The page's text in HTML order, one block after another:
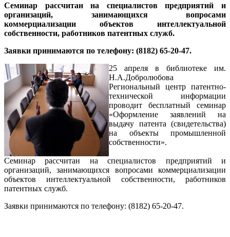
Семинар рассчитан на специалистов предприятий и
организаций, занимающихся вопросами
коммерциализации объектов интеллектуальной
собственности, работников патентных служб.
Заявки принимаются по телефону: (8182) 65-20-47.
25 апреля в библиотеке им.
Н.А.Добролюбова
Региональный центр патентно-
технической информации
проводит бесплатный семинар
«Оформление заявлений на
выдачу патента (свидетельства)
на объекты промышленной
собственности».
Семинар рассчитан на специалистов предприятий и
организаций, занимающихся вопросами коммерциализации
объектов интеллектуальной собственности, работников
патентных служб.
Заявки принимаются по телефону: (8182) 65-20-47.